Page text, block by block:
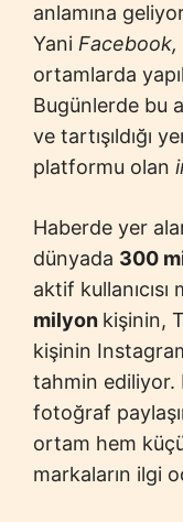
anlamına
Yani
ortamlarda
Bugünlerde bu
ve tartışıldığı
platformu olan
Haberde yer
dünyada 300
aktif
milyon kişinin,
kişinin
tahmin ediliyor.
fotoğraf
ortam hem
markaların ilgi